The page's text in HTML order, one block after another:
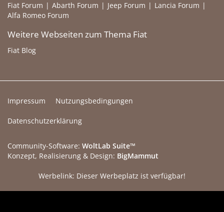
Fiat Forum Abarth Forum Jeep Forum
Lancia Forum
Alfa Romeo Forum
Weitere Webseiten zum Thema Fiat
Fiat Blog
Impressum Nutzungsbedingungen
Datenschutzerklärung
Community-Software: WoltLab Suite™
Konzept, Realisierung & Design: BigMammut
Werbelink: Dieser Werbeplatz ist verfügbar!